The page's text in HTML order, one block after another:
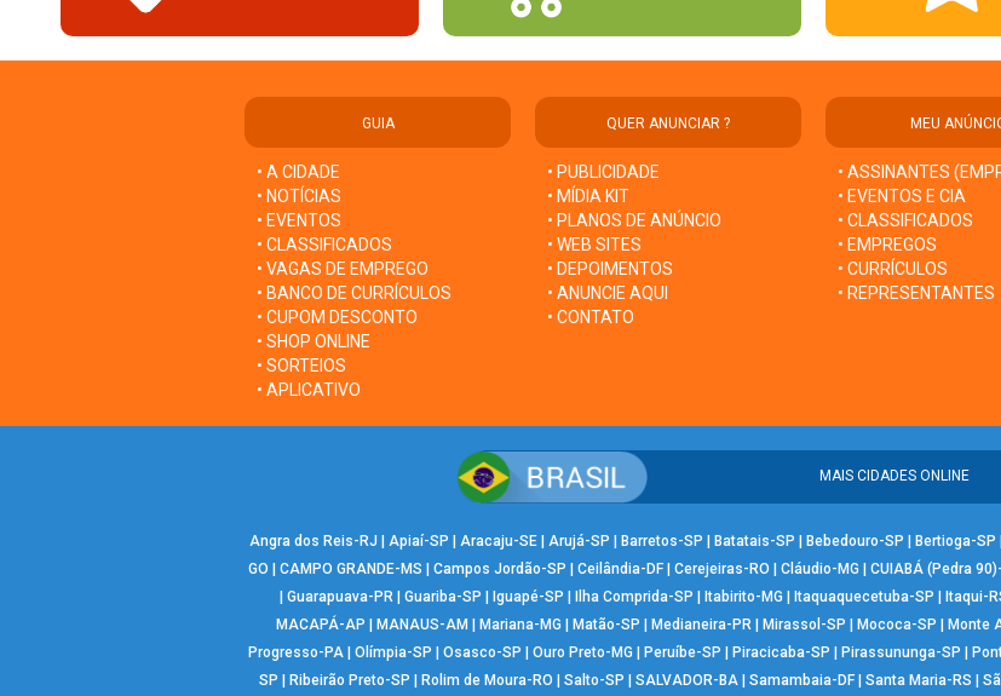
GUIA
• A CIDADE
• NOTÍCIAS
• EVENTOS
• CLASSIFICADOS
• VAGAS DE EMPREGO
• BANCO DE CURRÍCULOS
• CUPOM DESCONTO
• SHOP ONLINE
• SORTEIOS
• APLICATIVO
QUER ANUNCIAR ?
• PUBLICIDADE
• MÍDIA KIT
• PLANOS DE ANÚNCIO
• WEB SITES
• DEPOIMENTOS
• ANUNCIE AQUI
• CONTATO
MEU
• ASSINANTES
• EVENTOS E CIA
• CLASSIFICADOS
• EMPREGOS
• CURRÍCULOS
• REPRESENTANTES
MAIS CIDADES ONLINE
Angra dos Reis-RJ | Apiaí-SP | Aracaju-SE | Arujá-SP | Barretos-SP | Batatais-SP | Bebedouro-SP | Bertioga-SP |
GO | CAMPO GRANDE-MS | Campos Jordão-SP | Ceilândia-DF | Cerejeiras-RO | Cláudio-MG | CUIABÁ (Pedra
| Guarapuava-PR | Guariba-SP | Iguapé-SP | Ilha Comprida-SP | Itabirito-MG | Itaquaquecetuba-SP | Itaqui-
MACAPÁ-AP | MANAUS-AM | Mariana-MG | Matão-SP | Medianeira-PR | Mirassol-SP | Mococa-SP | Monte
Progresso-PA| Olímpia-SP | Osasco-SP | Ouro Preto-MG | Peruíbe-SP | Piracicaba-SP | Pirassununga-SP |
SP | Ribeirão Preto-SP | Rolim de Moura-RO | Salto-SP | SALVADOR-BA| Samambaia-DF| Santa Maria-RS |